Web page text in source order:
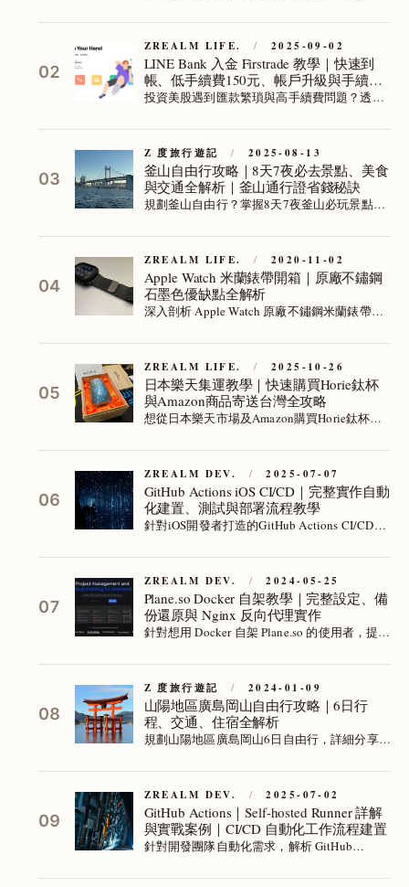
監控與生活提醒難題，提升生活效率與安全，
輕鬆管理包裹與信用卡帳單提醒。
02
ZREALM LIFE. / 2025-09-02
LINE Bank 入金 Firstrade 教學｜快速到
帳、低手續費150元、帳戶升級與手續費
補助申請全攻略
投資美股遇到匯款繁瑣與高手續費問題？透過
元、快速到帳，搭配帳戶升級與約定轉帳設
定，還能申請每月最高25美元手續費補助，讓
海外匯款更省時省錢，輕鬆開啟美股投資之
路。
03
Z 度旅行遊記 / 2025-08-13
釜山自由行攻略｜8天7夜必去景點、美食
與交通全解析｜釜山通行證省錢秘訣
規劃釜山自由行？掌握8天7夜釜山必玩景點、
節省旅費，享受順暢交通與深度體驗，讓你的
釜山行程更高效精彩。
04
ZREALM LIFE. / 2020-11-02
Apple Watch 米蘭錶帶開箱｜原廠不鏽鋼
石墨色優缺點全解析
深入剖析 Apple Watch 原廠不鏽鋼米蘭錶帶，
缺點，並比較原廠與副廠差異，助你挑選合適
尺寸與款式，提升穿戴舒適與搭配質感。
05
ZREALM LIFE. / 2025-10-26
日本樂天集運教學｜快速購買Horie鈦杯
與Amazon商品寄送台灣全攻略
想從日本樂天市場及Amazon購買Horie鈦杯並
禁運品說明，實測最快4天收貨，運費省錢技巧
一次掌握，輕鬆避開購物與物流風險。
06
ZREALM DEV. / 2025-07-07
GitHub Actions iOS CI/CD｜完整實作自動
化建置、測試與部署流程教學
針對iOS開發者打造的GitHub Actions CI/CD流
Fastlane與Firebase實現自動化打包與部署，提
升團隊開發效率與產品品質。
07
ZREALM DEV. / 2024-05-25
Plane.so Docker 自架教學｜完整設定、備
份還原與 Nginx 反向代理實作
針對想用 Docker 自架 Plane.so 的使用者，提供
Nginx 反向代理整合多服務，解決多服務共用
80 Port 問題，確保系統穩定運作與資料安全。
08
Z 度旅行遊記 / 2024-01-09
山陽地區廣島岡山自由行攻略｜6日行
程、交通、住宿全解析
規劃山陽地區廣島岡山6日自由行，詳細分享虎
如嚴島神社、尾道千光寺、倉敷美觀地區及廣
島和平紀念公園，解決交通困難與住宿選擇，
助你輕鬆玩遍山陽經典路線，享受高CP值旅遊
體驗。
09
ZREALM DEV. / 2025-07-02
GitHub Actions｜Self-hosted Runner 詳解
與實戰案例｜CI/CD 自動化工作流程建置
針對開發團隊自動化需求，解析 GitHub
透過三大實戰案例教你快速建立自動標記 PR、